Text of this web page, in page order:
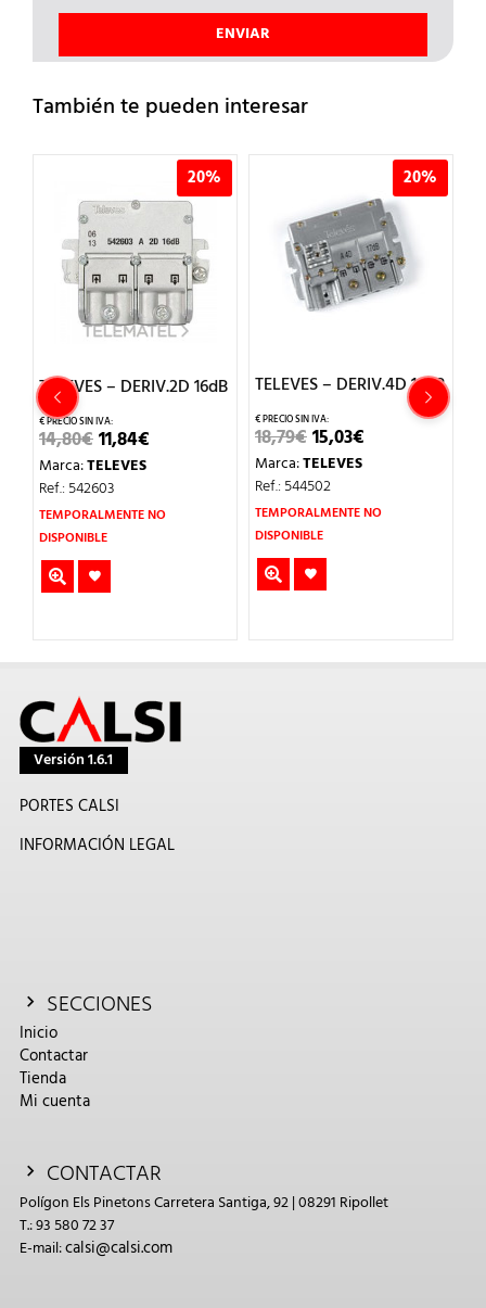
También te pueden interesar
20%
TELEVES – DERIV.2D 16dB
14,80€EL
PRECIO
ORIGINAL
ERA:
14,80€.
11,84€
11,84€.
Marca:TELEVES
Ref.: 542603
TEMPORALMENTE NO
DISPONIBLE
20%
TELEVES – DERIV.4D 16dB
18,79€EL
PRECIO
ORIGINAL
ERA:
18,79€.
15,03€
15,03€.
Marca:TELEVES
Ref.: 544502
TEMPORALMENTE NO
DISPONIBLE
Versión 1.6.1
PORTES CALSI
INFORMACIÓN LEGAL
SECCIONES
Inicio
Contactar
Tienda
Mi cuenta
CONTACTAR
Polígon Els Pinetons Carretera Santiga, 92 | 08291 Ripollet
T.: 93 580 72 37
E-mail:calsi@calsi.com